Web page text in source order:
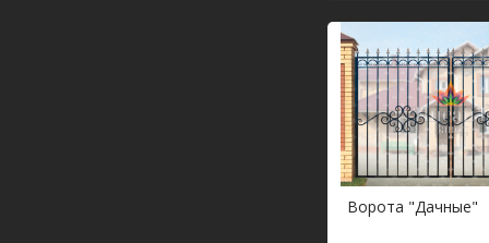
Ворота "Дачные"